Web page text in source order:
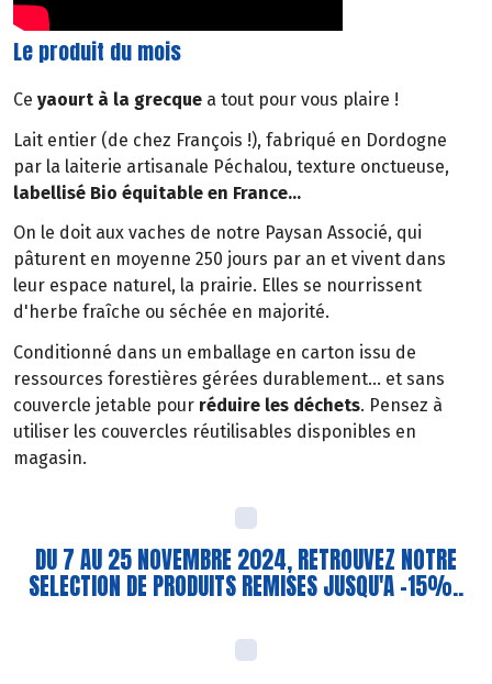
Le produit du mois
Ce yaourt à la grecque a tout pour vous plaire !
Lait entier (de chez François !), fabriqué en Dordogne
par la laiterie artisanale Péchalou, texture onctueuse,
labellisé Bio équitable en France...
On le doit aux vaches de notre Paysan Associé, qui
pâturent en moyenne 250 jours par an et vivent dans
leur espace naturel, la prairie. Elles se nourrissent
d'herbe fraîche ou séchée en majorité.
Conditionné dans un emballage en carton issu de
ressources forestières gérées durablement... et sans
couvercle jetable pour réduire les déchets. Pensez à
utiliser les couvercles réutilisables disponibles en
magasin.
DU 7 AU 25 NOVEMBRE 2024, RETROUVEZ NOTRE
SELECTION DE PRODUITS REMISES JUSQU'A -15%..